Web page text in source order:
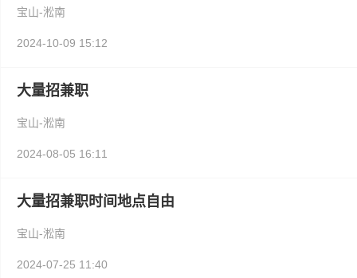
宝山-淞南
2024-10-09 15:12
大量招兼职
宝山-淞南
2024-08-05 16:11
大量招兼职时间地点自由
宝山-淞南
2024-07-25 11:40